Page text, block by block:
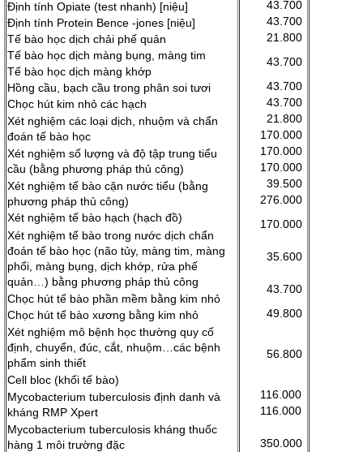
Định tính Opiate (test nhanh) [niệu]
Định tính Protein Bence -jones [niệu]
Tế bào học dịch chải phế quản
Tế bào học dịch màng bụng, màng tim
Tế bào học dịch màng khớp
Hồng cầu, bạch cầu trong phân soi tươi
Chọc hút kim nhỏ các hạch
Xét nghiệm các loại dịch, nhuộm và chẩn
đoán tế bào học
Xét nghiệm số lượng và độ tập trung tiểu
cầu (bằng phương pháp thủ công)
Xét nghiệm tế bào cặn nước tiểu (bằng
phương pháp thủ công)
Xét nghiệm tế bào hạch (hạch đồ)
Xét nghiệm tế bào trong nước dịch chẩn
đoán tế bào học (não tủy, màng tim, màng
phổi, màng bụng, dịch khớp, rửa phế
quản…) bằng phương pháp thủ công
Chọc hút tế bào phần mềm bằng kim nhỏ
Chọc hút tế bào xương bằng kim nhỏ
Xét nghiệm mô bệnh học thường quy cố
định, chuyển, đúc, cắt, nhuộm…các bệnh
phẩm sinh thiết
Cell bloc (khối tế bào)
Mycobacterium tuberculosis định danh và
kháng RMP Xpert
Mycobacterium tuberculosis kháng thuốc
hàng 1 môi trường đặc
43.700
43.700
21.800
43.700
43.700
43.700
21.800
170.000
170.000
170.000
39.500
276.000
170.000
35.600
43.700
49.800
56.800
116.000
116.000
350.000